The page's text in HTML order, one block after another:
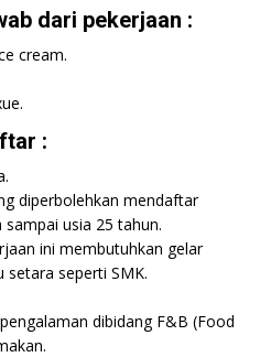
dari pekerjaan :
cream.
:
diperbolehkan mendaftar
usia 25 tahun.
ini membutuhkan gelar
setara seperti SMK.
dibidang F&B (Food